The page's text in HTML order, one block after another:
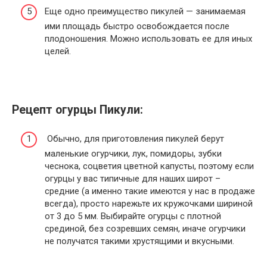
Еще одно преимущество пикулей — занимаемая
ими площадь быстро освобождается после
плодоношения. Можно использовать ее для иных
целей.
Рецепт огурцы Пикули:
Обычно, для приготовления пикулей берут
маленькие огурчики, лук, помидоры, зубки
чеснока, соцветия цветной капусты, поэтому если
огурцы у вас типичные для наших широт –
средние (а именно такие имеются у нас в продаже
всегда), просто нарежьте их кружочками шириной
от 3 до 5 мм. Выбирайте огурцы с плотной
срединой, без созревших семян, иначе огурчики
не получатся такими хрустящими и вкусными.